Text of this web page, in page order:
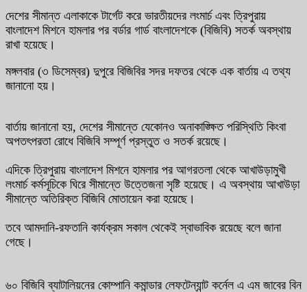
দেশের সীমান্ত এলাকাকে টার্গেট করে ভারতীয়দের লংমার্চ এবং ত্রিপুরায়
বাংলাদেশ মিশনে হামলার পর বর্ডার গার্ড বাংলাদেশকে (বিজিবি) সতর্ক অবস্থায়
রাখা হয়েছে।
মঙ্গলবার (৩ ডিসেম্বর) দুপুরে বিজিবির সদর দফতর থেকে এক বার্তায় এ তথ্য
জানানো হয়।
বার্তায় জানানো হয়, দেশের সীমান্তে যেকোনও অনাকাঙ্ক্ষিত পরিস্থিতি কিংবা
অপতৎপরতা রোধে বিজিবি সম্পূর্ণ প্রস্তুত ও সতর্ক রয়েছে।
এদিকে ত্রিপুরায় বাংলাদেশ মিশনে হামলার পর আগরতলা থেকে আখাউড়ামুখী
লংমার্চ কর্মসূচিকে ঘিরে সীমান্তে উত্তেজনা সৃষ্টি হয়েছে। এ অবস্থায় আখাউড়া
সীমান্তে অতিরিক্ত বিজিবি মোতায়েন করা হয়েছে।
তবে আমদানি-রফতানি কার্যক্রম সকাল থেকেই স্বাভাবিক রয়েছে বলে জানা
গেছে।
৬০ বিজিবি ব্যাটালিয়নের কোম্পানি কমান্ডার লেফটেন্যান্ট কর্নেল এ এম জাবের বিন